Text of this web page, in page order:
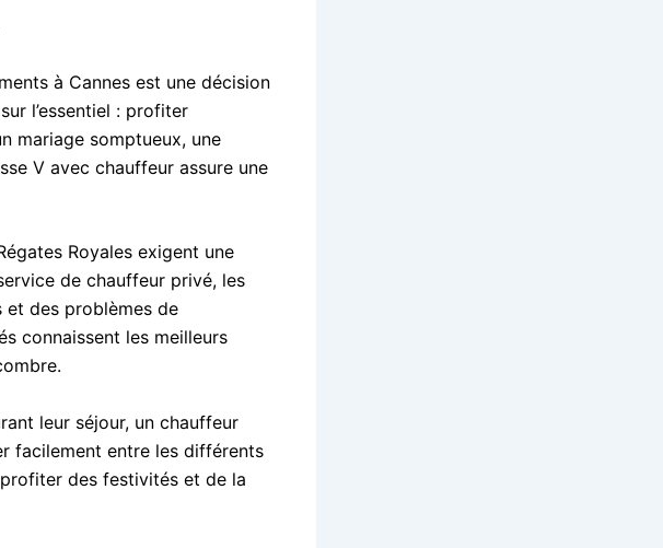
à Cannes est une décision
l’essentiel : profiter
mariage somptueux, une
V avec chauffeur assure une
Royales exigent une
de chauffeur privé, les
et des problèmes de
connaissent les meilleurs
leur séjour, un chauffeur
facilement entre les différents
des festivités et de la